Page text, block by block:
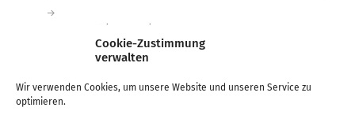
Cookie-Zustimmung
verwalten
Wir verwenden Cookies, um unsere Website und unseren Service zu
optimieren.